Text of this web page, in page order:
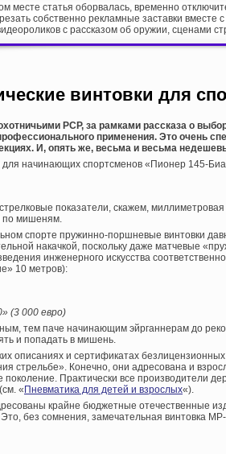
месте статья оборвалась, временно
собственно рекламные заставки вместе
с рассказом об оружии, сценами
винтовки для
PCP, за рамками рассказа о
применения. Это очень
И, опять же, весьма и весьма
для начинающих спортсменов «Пионер 145-
показатели, скажем,
по мишеням.
спорте пружинно-поршневые винтовки
накачкой, поскольку даже матчевые
инженерного искусства
10 метров):
(3 000 евро)
тем паче начинающим эйрганнерам до
и попадать в мишень.
описаниях и сертификатах
стрельбе». Конечно, они адресована и
Практически все производители
« Пневматика для детей и взрослых«).
крайне бюджетные отечественные
без сомнения, замечательная винтовка